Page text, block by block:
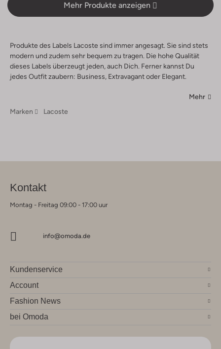
Mehr Produkte anzeigen
Produkte des Labels Lacoste sind immer angesagt. Sie sind stets
modern und zudem sehr bequem zu tragen. Die hohe Qualität
dieses Labels überzeugt jeden, auch Dich. Ferner kannst Du
jedes Outfit zaubern: Business, Extravagant oder Elegant.
Mehr
Marken
Lacoste
Kontakt
Montag - Freitag 09:00 - 17:00 uur
info@omoda.de
Kundenservice
Account
Fashion News
bei Omoda